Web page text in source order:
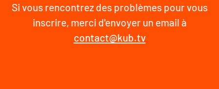
Si vous rencontrez des problèmes pour vous
inscrire, merci d'envoyer un email à
contact@kub.tv